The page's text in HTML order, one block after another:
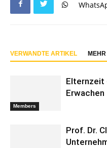
VERWANDTE ARTIKEL
Members
Elternzeit
Erwachen
Prof. Dr.